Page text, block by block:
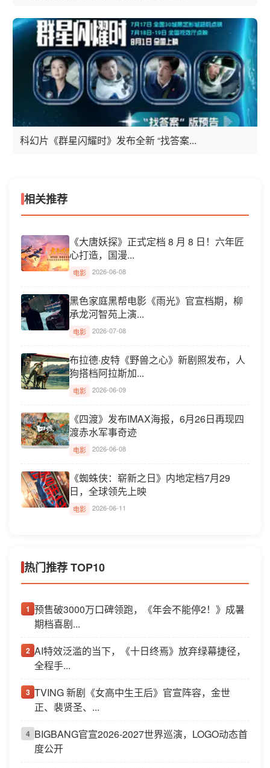
科幻片《群星闪耀时》发布全新 “找答案...
相关推荐
《大唐妖探》正式定档 8 月 8 日！六年匠
心打造，国漫...
电影 2026-06-08
黑色家庭黑帮电影《雨光》官宣档期，柳
承龙河智苑上演...
电影 2026-07-08
布拉德·皮特《野兽之心》新剧照发布，人
狗搭档阿拉斯加...
电影 2026-06-09
《四渡》发布IMAX海报，6月26日再现四
渡赤水军事奇迹
电影 2026-06-08
《蜘蛛侠：崭新之日》内地定档7月29
日，全球领先上映
电影 2026-06-11
热门推荐 TOP10
1 预售破3000万口碑领跑，《年会不能停2！》成暑
期档喜剧...
2 AI特效泛滥的当下，《十日终焉》放弃绿幕捷径，
全程手...
3 TVING 新剧《女高中生王后》官宣阵容，金世
正、裴贤圣、...
4 BIGBANG官宣2026-2027世界巡演，LOGO动态首
度公开